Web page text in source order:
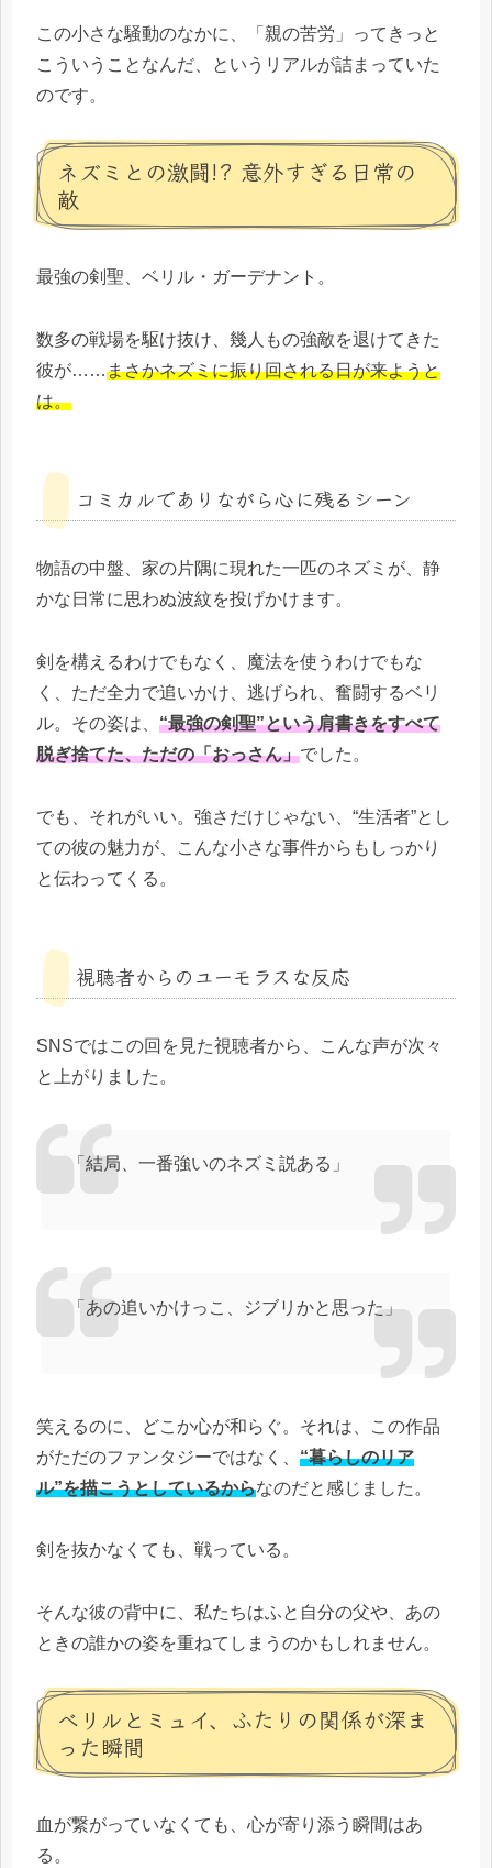
この小さな騒動のなかに、「親の苦労」ってきっと
こういうことなんだ、というリアルが詰まっていた
のです。
ネズミとの激闘!? 意外すぎる日常の
敵
最強の剣聖、ベリル・ガーデナント。
数多の戦場を駆け抜け、幾人もの強敵を退けてきた
彼が……まさかネズミに振り回される日が来ようと
は。
コミカルでありながら心に残るシーン
物語の中盤、家の片隅に現れた一匹のネズミが、静
かな日常に思わぬ波紋を投げかけます。
剣を構えるわけでもなく、魔法を使うわけでもな
く、ただ全力で追いかけ、逃げられ、奮闘するベリ
ル。その姿は、 “最強の剣聖”という肩書きをすべて
脱ぎ捨てた、ただの「おっさん」でした。
でも、それがいい。強さだけじゃない、“生活者”とし
ての彼の魅力が、こんな小さな事件からもしっかり
と伝わってくる。
視聴者からのユーモラスな反応
SNSではこの回を見た視聴者から、こんな声が次々
と上がりました。
「結局、一番強いのネズミ説ある」
「あの追いかけっこ、ジブリかと思った」
笑えるのに、どこか心が和らぐ。それは、この作品
がただのファンタジーではなく、 “暮らしのリア
ル”を描こうとしているからなのだと感じました。
剣を抜かなくても、戦っている。
そんな彼の背中に、私たちはふと自分の父や、あの
ときの誰かの姿を重ねてしまうのかもしれません。
ベリルとミュイ、ふたりの関係が深ま
った瞬間
血が繋がっていなくても、心が寄り添う瞬間はあ
る。